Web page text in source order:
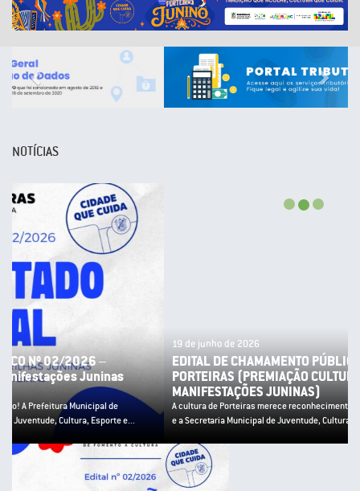
Previous
NOTÍCIAS
19 de junho de 2026
EDITAL DE CHAMAMENTO PÚBLICO Nº 02/2026 – PNAB
PORTEIRAS (PREMIAÇÃO CULTURA POPULAR E
MANIFESTAÇÕES JUNINAS)
A cultura de Porteiras merece reconhecimento! A Prefeitura Municipal de Porteiras
e a Secretaria Municipal de Juventude, Cultura, Esporte e...